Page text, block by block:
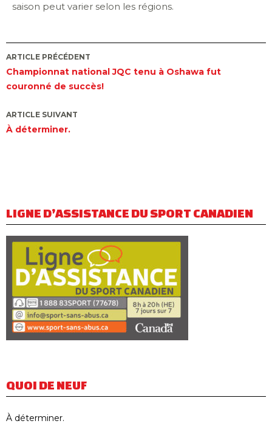
saison peut varier selon les régions.
Navigation
des
articles
ARTICLE PRÉCÉDENT
Championnat national JQC tenu à Oshawa fut
couronné de succès!
ARTICLE SUIVANT
À déterminer.
LIGNE D’ASSISTANCE DU SPORT CANADIEN
QUOI DE NEUF
À déterminer.